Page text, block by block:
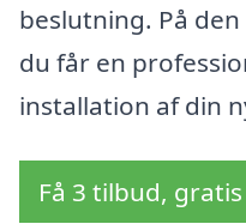
beslutning. På
du får en
installation af din
Få 3 tilbud,